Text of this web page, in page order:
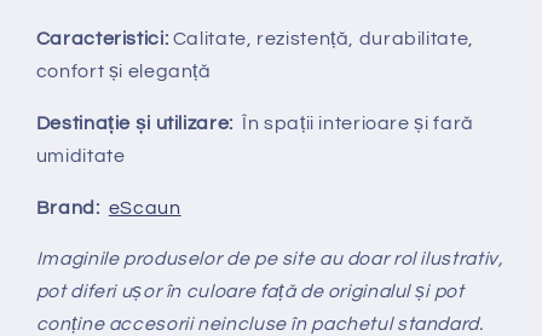
Caracteristici: Calitate, rezistență, durabilitate,
confort și eleganță
Destinație și utilizare: În spații interioare și fară
umiditate
Brand: eScaun
Imaginile produselor de pe site au doar rol ilustrativ,
pot diferi ușor în culoare față de originalul și pot
conține accesorii neincluse în pachetul standard.